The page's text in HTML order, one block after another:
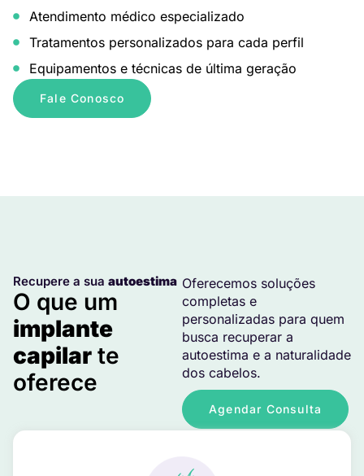
Atendimento médico especializado
Tratamentos personalizados para cada perfil
Equipamentos e técnicas de última geração
Fale Conosco
Recupere a sua autoestima
O que um
implante
capilar te
oferece
Oferecemos soluções
completas e
personalizadas para quem
busca recuperar a
autoestima e a naturalidade
dos cabelos.
Agendar Consulta